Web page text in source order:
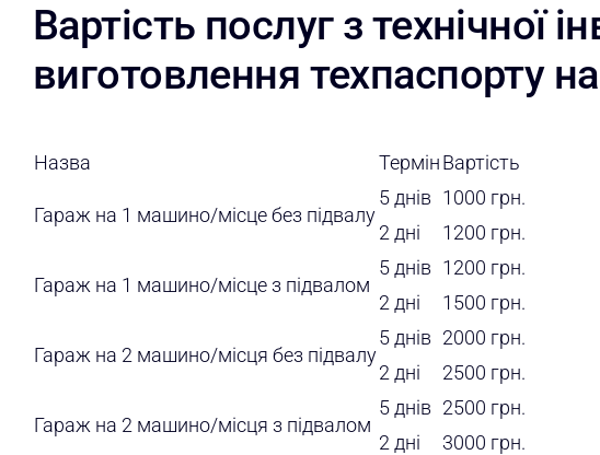
Вартість послуг з технічної
виготовлення техпаспорту
Назва ТермінВартість
Гараж на 1 машино/місце без підвалу
5 днів 1000 грн.
2 дні
1200 грн.
Гараж на 1 машино/місце з підвалом
5 днів 1200 грн.
2 дні
1500 грн.
Гараж на 2 машино/місця без підвалу
5 днів 2000 грн.
2 дні
2500 грн.
Гараж на 2 машино/місця з підвалом
5 днів 2500 грн.
2 дні
3000 грн.